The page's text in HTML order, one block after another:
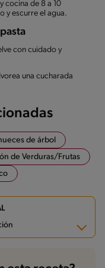
cocina de 8 a 10
y escurre el agua.
con cuidado y
una cucharada
de árbol
de Verduras/Frutas